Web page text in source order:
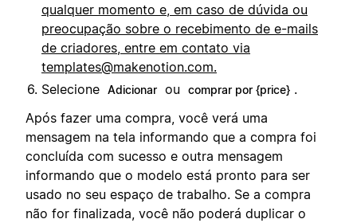
qualquer momento e, em caso de dúvida ou
preocupação sobre o recebimento de e-mails
de criadores, entre em contato via
templates@makenotion.com.
Selecione Adicionar ou comprar por {price} .
Após fazer uma compra, você verá uma
mensagem na tela informando que a compra foi
concluída com sucesso e outra mensagem
informando que o modelo está pronto para ser
usado no seu espaço de trabalho. Se a compra
não for finalizada, você não poderá duplicar o